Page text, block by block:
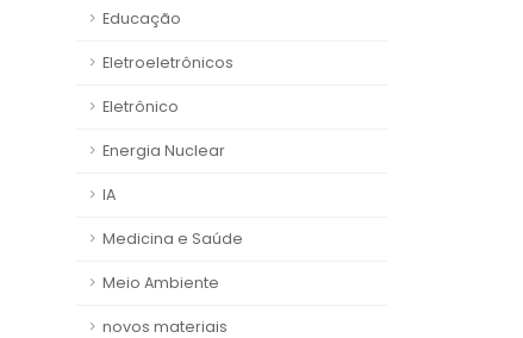
Educação
Eletroeletrônicos
Eletrônico
Energia Nuclear
IA
Medicina e Saúde
Meio Ambiente
novos materiais